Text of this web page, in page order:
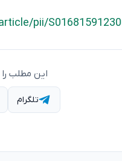
pii/
این مطلب را
تلگرام